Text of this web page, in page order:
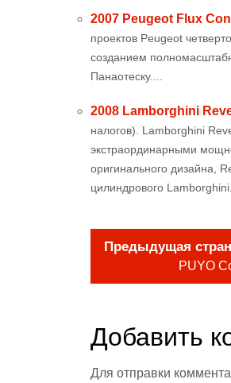
2007 Peugeot Flux
проектов Peugeot
созданием
Панаотеску....
2008 Lamborghini
налогов). Lamborghini
экстраординарными
оригинального дизайна,
цилиндрового
Предыдущая
PUYO
Добавить
Для отправки